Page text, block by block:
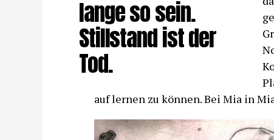
lange so sein.
Stillstand ist der
Tod.
auf lernen zu können. Bei Mia in